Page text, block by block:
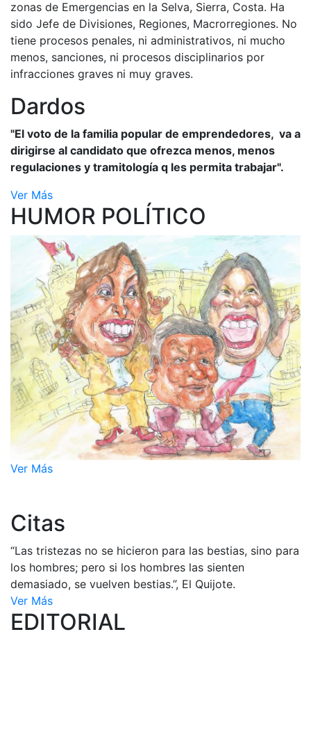
zonas de Emergencias en la Selva, Sierra, Costa. Ha
sido Jefe de Divisiones, Regiones, Macrorregiones. No
tiene procesos penales, ni administrativos, ni mucho
menos, sanciones, ni procesos disciplinarios por
infracciones graves ni muy graves.
Dardos
"El voto de la familia popular de emprendedores, va a
dirigirse al candidato que ofrezca menos, menos
regulaciones y tramitología q les permita trabajar".
Ver Más
HUMOR POLÍTICO
Ver Más
Citas
“Las tristezas no se hicieron para las bestias, sino para
los hombres; pero si los hombres las sienten
demasiado, se vuelven bestias.”, El Quijote.
Ver Más
EDITORIAL